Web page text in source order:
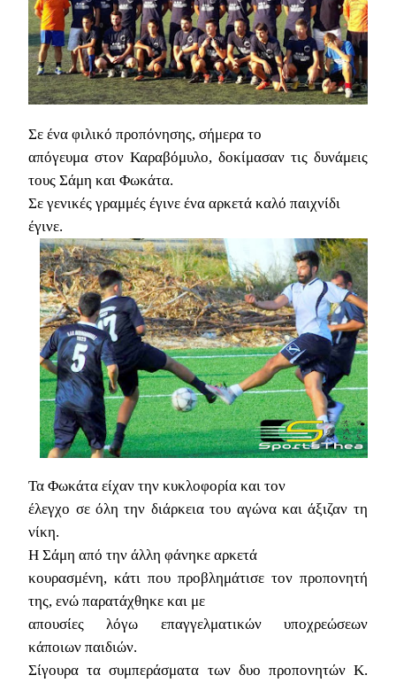
Σε ένα φιλικό προπόνησης, σήμερα το
απόγευμα στον Καραβόμυλο, δοκίμασαν τις δυνάμεις
τους Σάμη και Φωκάτα.
Σε γενικές γραμμές έγινε ένα αρκετά καλό παιχνίδι
έγινε.
Τα Φωκάτα είχαν την κυκλοφορία και τον
έλεγχο σε όλη την διάρκεια του αγώνα και άξιζαν τη
νίκη.
Η Σάμη από την άλλη φάνηκε αρκετά
κουρασμένη, κάτι που προβλημάτισε τον προπονητή
της, ενώ παρατάχθηκε και με
απουσίες λόγω επαγγελματικών υποχρεώσεων
κάποιων παιδιών.
Σίγουρα τα συμπεράσματα των δυο προπονητών Κ.